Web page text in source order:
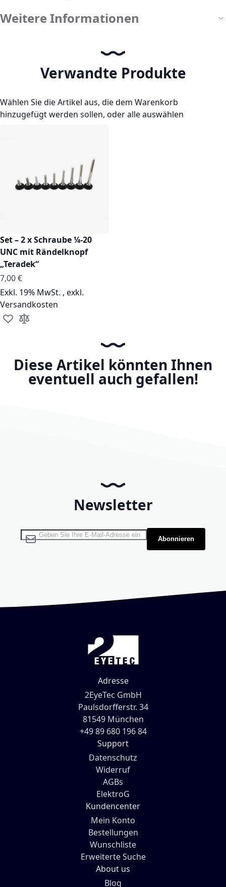
Weitere Informationen
Verwandte Produkte
Wählen Sie die Artikel aus, die dem Warenkorb
hinzugefügt werden sollen, oderalle auswählen
Set – 2 x Schraube ¼-20
UNC mit Rändelknopf
„Teradek“
7,00 €
Exkl. 19% MwSt. , exkl.
Versandkosten
Zur Wunschliste hinzufügen
Zur Vergleichsliste hinzufügen
Diese Artikel könnten Ihnen
eventuell auch gefallen!
Newsletter
Melden Sie sich für unseren Newsletter an:
Abonnieren
Adresse
2EyeTec GmbH
Paulsdorfferstr. 34
81549 München
+49 89 680 196 84
Support
Datenschutz
Widerruf
AGBs
ElektroG
Kundencenter
Mein Konto
Bestellungen
Wunschliste
Erweiterte Suche
About us
Blog